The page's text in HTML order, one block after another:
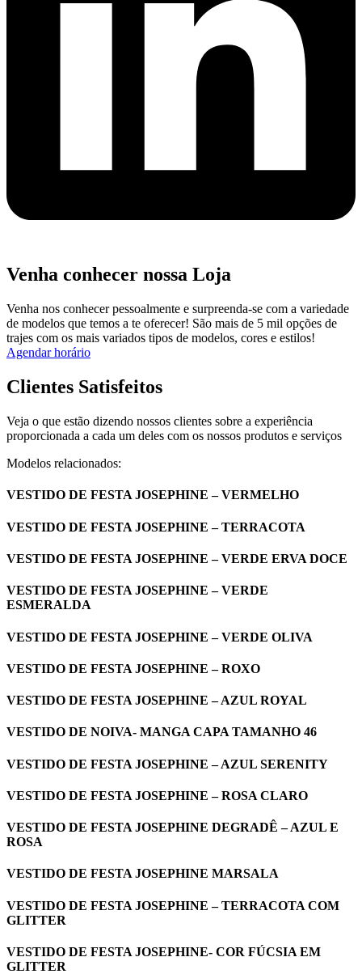
Venha conhecer nossa Loja
Venha nos conhecer pessoalmente e surpreenda-se com a variedade
de modelos que temos a te oferecer! São mais de 5 mil opções de
trajes com os mais variados tipos de modelos, cores e estilos!
Agendar horário
Clientes Satisfeitos
Veja o que estão dizendo nossos clientes sobre a experiência
proporcionada a cada um deles com os nossos produtos e serviços
Modelos relacionados:
VESTIDO DE FESTA JOSEPHINE – VERMELHO
VESTIDO DE FESTA JOSEPHINE – TERRACOTA
VESTIDO DE FESTA JOSEPHINE – VERDE ERVA DOCE
VESTIDO DE FESTA JOSEPHINE – VERDE
ESMERALDA
VESTIDO DE FESTA JOSEPHINE – VERDE OLIVA
VESTIDO DE FESTA JOSEPHINE – ROXO
VESTIDO DE FESTA JOSEPHINE – AZUL ROYAL
VESTIDO DE NOIVA- MANGA CAPA TAMANHO 46
VESTIDO DE FESTA JOSEPHINE – AZUL SERENITY
VESTIDO DE FESTA JOSEPHINE – ROSA CLARO
VESTIDO DE FESTA JOSEPHINE DEGRADÊ – AZUL E
ROSA
VESTIDO DE FESTA JOSEPHINE MARSALA
VESTIDO DE FESTA JOSEPHINE – TERRACOTA COM
GLITTER
VESTIDO DE FESTA JOSEPHINE- COR FÚCSIA EM
GLITTER